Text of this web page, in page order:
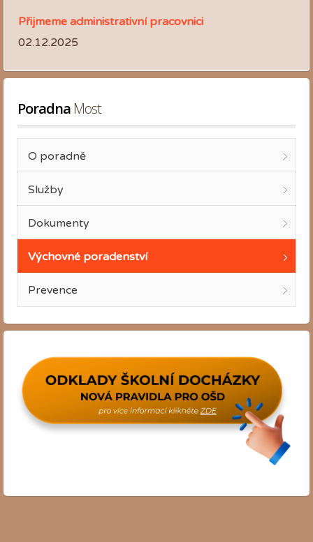
Přijmeme administrativní pracovnici
02.12.2025
Poradna Most
O poradně
Služby
Dokumenty
Výchovné poradenství
Prevence